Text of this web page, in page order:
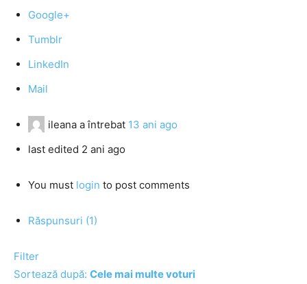
Google+
Tumblr
LinkedIn
Mail
ileana a întrebat 13 ani ago
last edited 2 ani ago
You must login to post comments
Răspunsuri (1)
Filter
Sortează după: Cele mai multe voturi